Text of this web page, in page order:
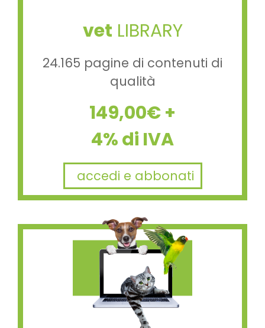
vet LIBRARY
24.165 pagine di contenuti di
qualità
149,00€ +
4% di IVA
accedi e abbonati